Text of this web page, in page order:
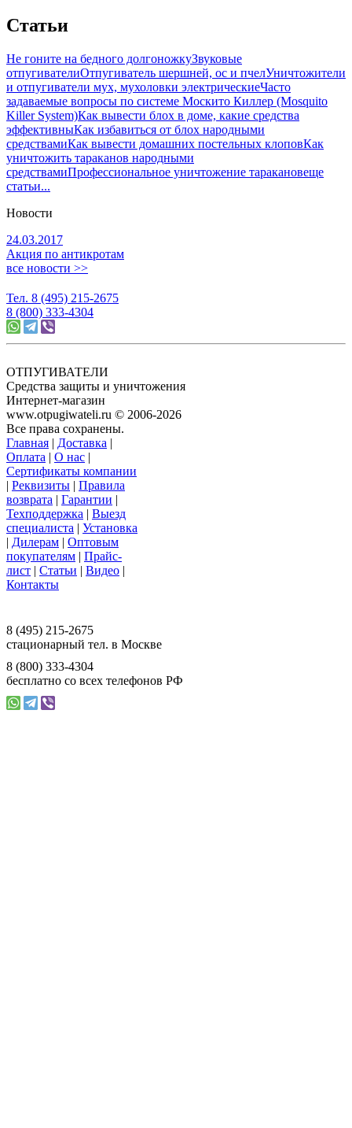
Статьи
Не гоните на бедного долгоножкуЗвуковые
отпугивателиОтпугиватель шершней, ос и пчелУничтожители
и отпугиватели мух, мухоловки электрическиеЧасто
задаваемые вопросы по системе Москито Киллер (Mosquito
Killer System)Как вывести блох в доме, какие средства
эффективныКак избавиться от блох народными
средствамиКак вывести домашних постельных клоповКак
уничтожить тараканов народными
средствамиПрофессиональное уничтожение таракановеще
статьи...
Новости
24.03.2017
Акция по антикротам
все новости >>
Тел. 8 (495) 215-2675
8 (800) 333-4304
ОТПУГИВАТЕЛИ
Средства защиты и уничтожения
Интернет-магазин
www.otpugiwateli.ru © 2006-2026
Все права сохранены.
Главная | Доставка |
Оплата | О нас |
Сертификаты компании
| Реквизиты | Правила
возврата | Гарантии |
Техподдержка | Выезд
специалиста | Установка
| Дилерам | Оптовым
покупателям | Прайс-
лист | Статьи | Видео |
Контакты
8 (495) 215-2675
стационарный тел. в Москве
8 (800) 333-4304
бесплатно со всех телефонов РФ